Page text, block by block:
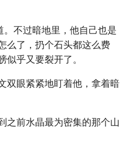
。不过暗地里，他自己也是
么了，扔个石头都这么费
似乎又要裂开了。
双眼紧紧地盯着他，拿着暗
之前水晶最为密集的那个山